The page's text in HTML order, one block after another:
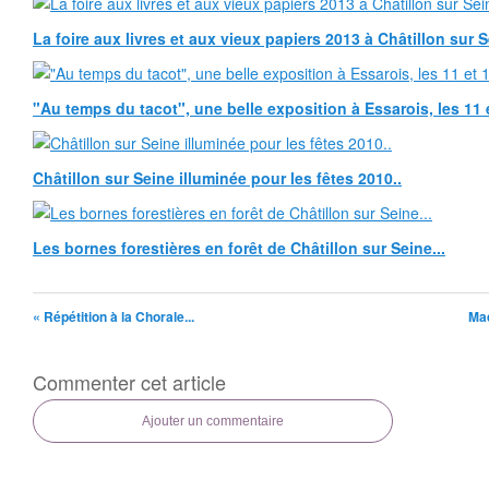
La foire aux livres et aux vieux papiers 2013 à Châtillon sur
"Au temps du tacot", une belle exposition à Essarois, les 11
Châtillon sur Seine illuminée pour les fêtes 2010..
Les bornes forestières en forêt de Châtillon sur Seine...
« Répétition à la Chorale...
Commenter cet article
Ajouter un commentaire